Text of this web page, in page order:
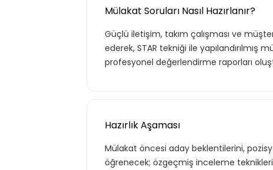
Mülakat Soruları Nasıl Hazırlanır?
Güçlü iletişim, takım çalışması ve
ederek, STAR tekniği ile yapılandırılmış
profesyonel değerlendirme raporları
Hazırlık Aşaması
Mülakat öncesi aday beklentilerini,
öğrenecek; özgeçmiş inceleme